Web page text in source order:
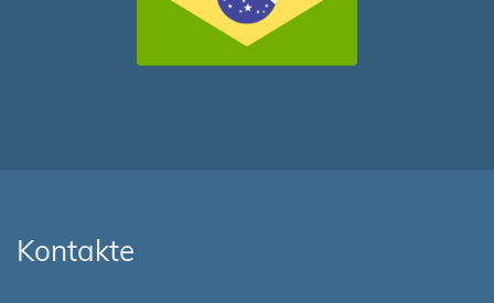
Kontakte